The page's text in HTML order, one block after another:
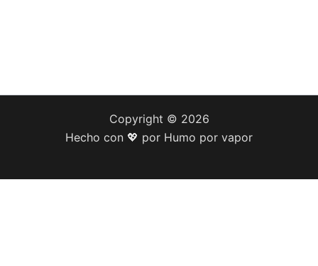
Copyright © 2026
Hecho con 💖 por Humo por vapor